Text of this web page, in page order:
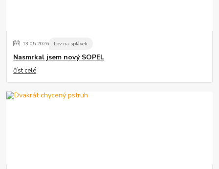
13.05.2026 Lov na splávek
Nasmrkal jsem nový SOPEL
číst celé